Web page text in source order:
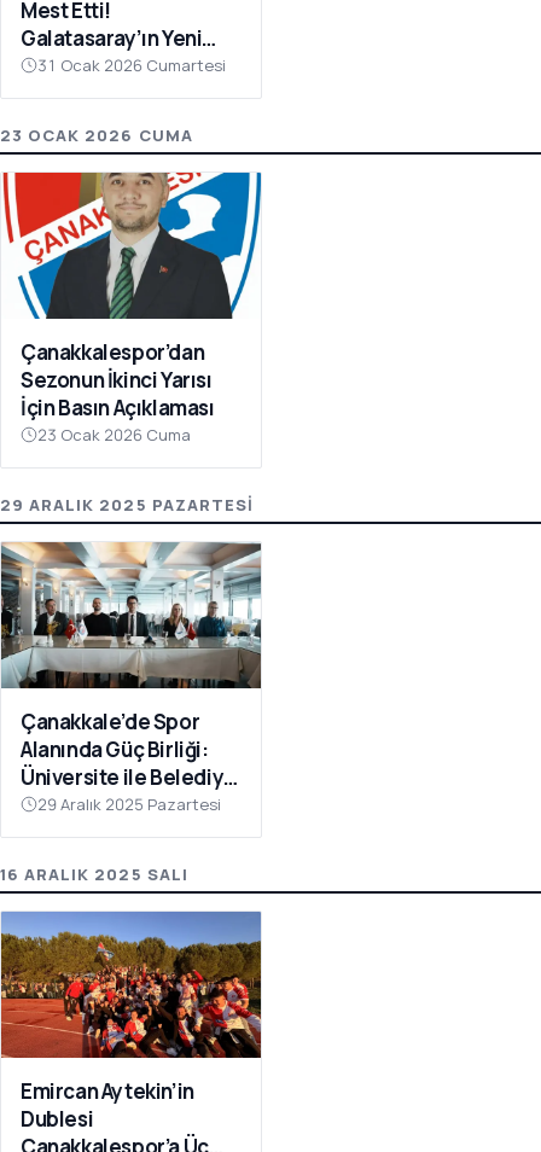
Mest Etti!
Galatasaray’ın Yeni
Transferi Noa Lang’dan
Olay Çağrı
31 Ocak 2026 Cumartesi
23 OCAK 2026 CUMA
Çanakkalespor’dan
Sezonun İkinci Yarısı
İçin Basın Açıklaması
23 Ocak 2026 Cuma
29 ARALIK 2025 PAZARTESI
Çanakkale’de Spor
Alanında Güç Birliği:
Üniversite ile Belediye
Kulüpleri İş Birliği Yaptı
29 Aralık 2025 Pazartesi
16 ARALIK 2025 SALI
Emircan Aytekin’in
Dublesi
Çanakkalespor’a Üç